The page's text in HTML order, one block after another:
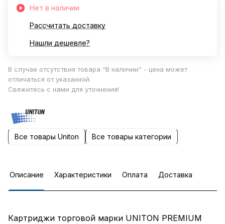
Нет в наличии
Рассчитать доставку
Нашли дешевле?
В случае отсутствия товара "В наличии" - цена может
отличаться от указанной.
Свяжитесь с нами для уточнения!
Все товары Uniton Все товары категории
Описание Характеристики Оплата Доставка
Картриджи торговой марки UNITON PREMIUM